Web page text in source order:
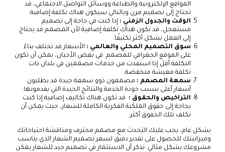
المواقع الإلكترونية والطباعة ووسائل التواصل الاجتماعي، قد
تحتاج إلى تصميم مرن وبالتالي سيكون هناك تكلفة إضافية.
الوقت والجدول الزمني : إذا كنت في حاجة إلى تصميم
مستعجل، قد تكون هناك تكلفة إضافية لأن المصمم قد يحتاج
إلى العمل بشكل أكثر تكثيفًا.
سوق التصميم المحلي والعالمي : الأسعار قد تختلف بناءً
على الموقع الجغرافي للمصمم. في بعض الأحيان، يمكن أن تكون
التكلفة أقل إذا استفدت من خدمات مصممين في بلدان ذات
تكلفة معيشة منخفضة.
سمعة المصمم : مصممون ذوو سمعة جيدة قد يطلبون
أسعار أعلى بسبب جودة الخدمة والنتائج الجيدة التي يقدمونها.
التراخيص والحقوق : قد تكون هناك تكاليف إضافية إذا كنت
بحاجة إلى حقوق الملكية الفكرية الكاملة للشعار، حيث يمكن أن
تكلف تلك الحقوق أكثر.
بشكل عام، يجب عليك التحدث مع مصمم محترف ومناقشة احتياجاتك
وميزانيتك للحصول على تقدير دقيق لسعر تصميم الشعار الذي يناسب
مشروعك بشكل مثالي. تذكر أن الاستثمار في تصميم جيد للشعار يمكن